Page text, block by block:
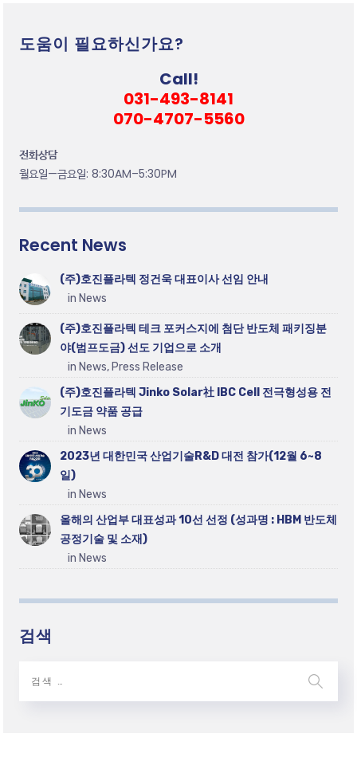
도움이 필요하신가요?
Call!
031-493-8141
070-4707-5560
전화상담
월요일—금요일: 8:30AM–5:30PM
Recent News
(주)호진플라텍 정건욱 대표이사 선임 안내
in News
(주)호진플라텍 테크 포커스지에 첨단 반도체 패키징분
야(범프도금) 선도 기업으로 소개
in News, Press Release
(주)호진플라텍 Jinko Solar社 IBC Cell 전극형성용 전
기도금 약품 공급
in News
2023년 대한민국 산업기술R&D 대전 참가(12월 6~8
일)
in News
올해의 산업부 대표성과 10선 선정 (성과명 : HBM 반도체
공정기술 및 소재)
in News
검색